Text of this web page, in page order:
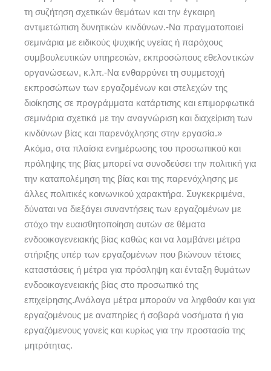
τη συζήτηση σχετικών θεμάτων και την έγκαιρη
αντιμετώπιση δυνητικών κινδύνων.-Να πραγματοποιεί
σεμινάρια με ειδικούς ψυχικής υγείας ή παρόχους
συμβουλευτικών υπηρεσιών, εκπροσώπους εθελοντικών
οργανώσεων, κ.λπ.-Να ενθαρρύνει τη συμμετοχή
εκπροσώπων των εργαζομένων και στελεχών της
διοίκησης σε προγράμματα κατάρτισης και επιμορφωτικά
σεμινάρια σχετικά με την αναγνώριση και διαχείριση των
κινδύνων βίας και παρενόχλησης στην εργασία.»
Ακόμα, στα πλαίσια ενημέρωσης του προσωπικού και
πρόληψης της βίας μπορεί να συνοδεύσει την πολιτική για
την καταπολέμηση της βίας και της παρενόχλησης με
άλλες πολιτικές κοινωνικού χαρακτήρα. Συγκεκριμένα,
δύναται να διεξάγει συναντήσεις των εργαζομένων με
στόχο την ευαισθητοποίηση αυτών σε θέματα
ενδοοικογενειακής βίας καθώς και να λαμβάνει μέτρα
στήριξης υπέρ των εργαζομένων που βιώνουν τέτοιες
καταστάσεις ή μέτρα για πρόσληψη και ένταξη θυμάτων
ενδοοικογενειακής βίας στο προσωπικό της
επιχείρησης.Ανάλογα μέτρα μπορούν να ληφθούν και για
εργαζομένους με αναπηρίες ή σοβαρά νοσήματα ή για
εργαζόμενους γονείς και κυρίως για την προστασία της
μητρότητας.